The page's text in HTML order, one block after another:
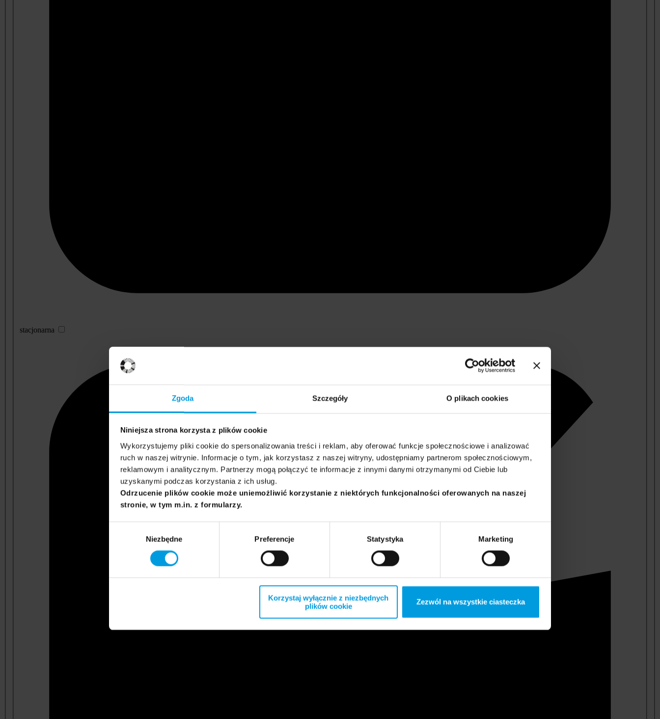
Zgoda Szczegóły O plikach cookies
Niniejsza strona korzysta z plików cookie
Wykorzystujemy pliki cookie do spersonalizowania treści i reklam, aby oferować funkcje społecznościowe i analizować
ruch w naszej witrynie. Informacje o tym, jak korzystasz z naszej witryny, udostępniamy partnerom społecznościowym,
reklamowym i analitycznym. Partnerzy mogą połączyć te informacje z innymi danymi otrzymanymi od Ciebie lub
uzyskanymi podczas korzystania z ich usług.
Odrzucenie plików cookie może uniemożliwić korzystanie z niektórych funkcjonalności oferowanych na naszej
stronie, w tym m.in. z formularzy.
Niezbędne Preferencje Statystyka Marketing
Korzystaj wyłącznie z niezbędnych
plików cookie
Zezwól na wszystkie ciasteczka
stacjonarna